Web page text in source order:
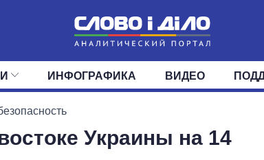
СОБЫТИЯ
ПОЛИТИКА ЭКОНОМИКА ОБЩЕСТВО
ВЕРХОВНАЯ РАДА
ДЕПУТАТЫ КОМИТЕТЫ ФРАКЦИИ ОКРУГА
ИНФОГРАФИКА ВИДЕО
Украины на 14